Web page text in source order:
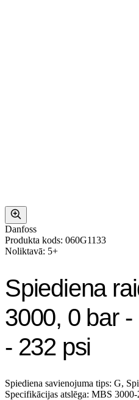
Danfoss
Produkta kods: 060G1133
Noliktavā: 5+
Spiediena
3000, 0 bar
- 232 psi
Spiediena savienojuma tips: G,
Specifikācijas atslēga: MBS